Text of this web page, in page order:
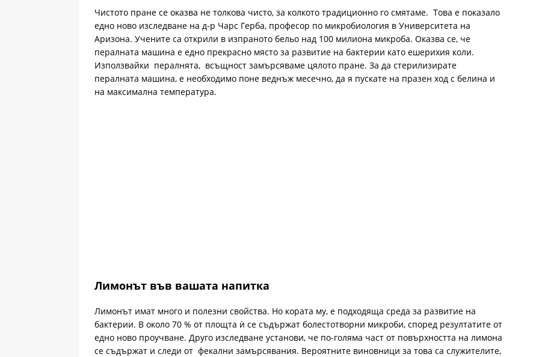
Чистото пране се оказва не толкова чисто, за колкото традиционно го смятаме. Това е показало
едно ново изследване на д-р Чарс Герба, професор по микробиология в Университета на
Аризона. Учените са открили в изпраното бельо над 100 милиона микроба. Оказва се, че
пералната машина е едно прекрасно място за развитие на бактерии като ешерихия коли.
Използвайки пералнята, всъщност замърсяваме цялото пране. За да стерилизирате
пералната машина, е необходимо поне веднъж месечно, да я пускате на празен ход с белина и
на максимална температура.
Лимонът във вашата напитка
Лимонът имат много и полезни свойства. Но кората му, е подходяща среда за развитие на
бактерии. В около 70 % от площта ѝ се съдържат болестотворни микроби, според резултатите от
едно ново проучване. Друго изследване установи, че по-голяма част от повърхността на лимона
се съдържат и следи от фекални замърсявания. Вероятните виновници за това са служителите,